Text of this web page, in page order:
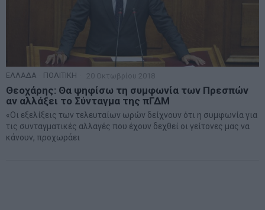
ΕΛΛΑΔΑ ΠΟΛΙΤΙΚΗ 20 Οκτωβρίου 2018
Θεοχάρης: Θα ψηφίσω τη συμφωνία των Πρεσπών
αν αλλάξει το Σύνταγμα της πΓΔΜ
«Οι εξελίξεις των τελευταίων ωρών δείχνουν ότι η συμφωνία για
τις συνταγματικές αλλαγές που έχουν δεχθεί οι γείτονες μας να
κάνουν, προχωράει